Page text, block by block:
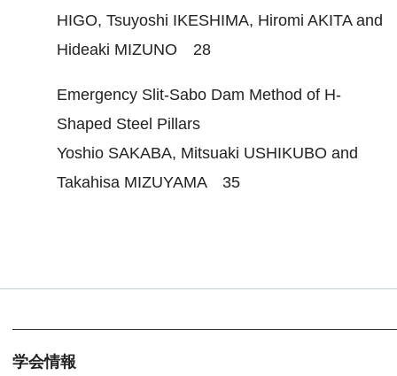
HIGO, Tsuyoshi IKESHIMA, Hiromi AKITA and
Hideaki MIZUNO 28
Emergency Slit-Sabo Dam Method of H-
Shaped Steel Pillars
Yoshio SAKABA, Mitsuaki USHIKUBO and
Takahisa MIZUYAMA 35
学会情報